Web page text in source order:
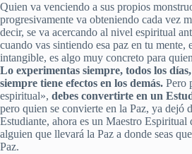
Quien va venciendo a sus propios
progresivamente va obteniendo cada vez
decir, se va acercando al nivel espiritual
cuando vas sintiendo esa paz en tu mente,
intangible, es algo muy concreto para
Lo experimentas siempre, todos los
siempre tiene efectos en los demás. Pero
espiritual», debes convertirte en un
pero quien se convierte en la Paz, ya dejó
Estudiante, ahora es un Maestro
alguien que llevará la Paz a donde seas
Paz.